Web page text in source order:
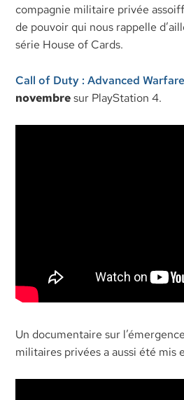
compagnie militaire privée
de pouvoir qui nous rappelle
série House of Cards.
Call of Duty : Advanced Warfare
novembresur PlayStation 4.
Un documentaire sur
militaires privées a aussi été mis